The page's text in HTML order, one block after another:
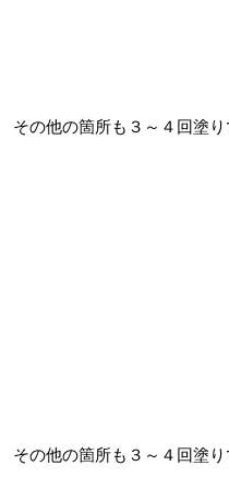
その他の箇所も３～４回塗り
その他の箇所も３～４回塗り